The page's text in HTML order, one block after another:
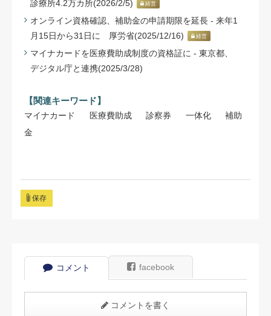
診療所4.2万カ所(2026/2/5)
経営
オンライン資格確認、補助金の申請期限を延長 - 来年1
月15日から31日に 厚労省(2025/12/16)
経営
マイナカードを医療費助成制度の資格証に - 東京都、
デジタル庁と連携(2025/3/28)
【関連キーワード】
マイナカード 医療費助成 診察券 一体化
補助
金
保存
コメント facebook
コメントを書く